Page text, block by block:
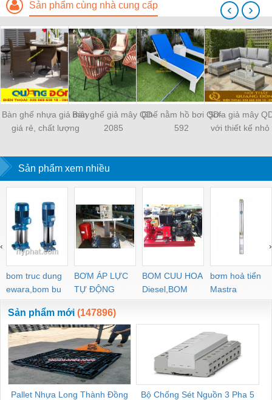
Sản phẩm cùng nhà cung cấp
Bàn ghế nhựa giả mây
giá rẻ, chất lượng
Bàn ghế giả mây QD-
2085
Ghế nằm hồ bơi QD-
592
Sofa giả mây
với thiết kế nhỏ
‹ ›
Sản phẩm xem nhiều
bom truc dung
ewara,bom bu
ewara
BƠM ÁP LỰC
TỰ ĐỘNG
BOM CUU HOA
Diesel,BOM
CHUA CHAY
bơm hoả tiển
Mastra
‹ ›
Sản phẩm mới (147896)
Pallet Nhựa Long Thành Đồng
Bộ Chống Sét Nguồn 3 Pha 5